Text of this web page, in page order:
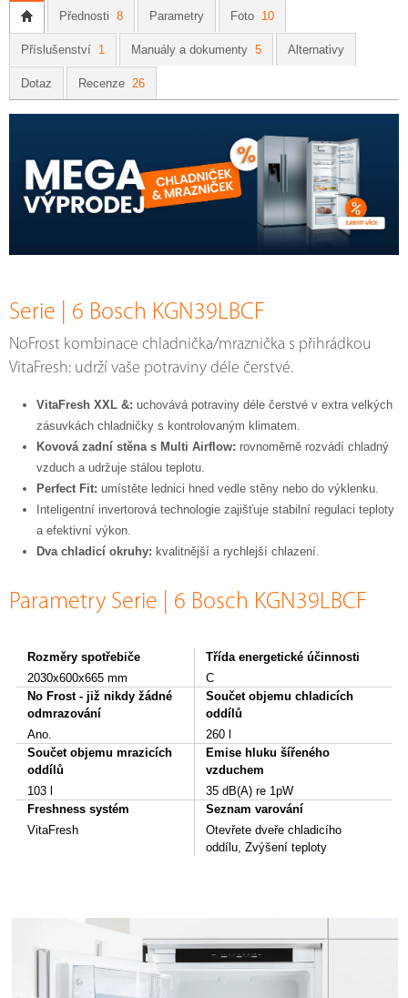
Přednosti 8 Parametry Foto 10
Příslušenství 1 Manuály a dokumenty 5 Alternativy
Dotaz Recenze 26
Serie | 6 Bosch KGN39LBCF
NoFrost kombinace chladnička/mraznička s přihrádkou
VitaFresh: udrží vaše potraviny déle čerstvé.
VitaFresh XXL &: uchovává potraviny déle čerstvé v extra velkých
zásuvkách chladničky s kontrolovaným klimatem.
Kovová zadní stěna s Multi Airflow: rovnoměrně rozvádí chladný
vzduch a udržuje stálou teplotu.
Perfect Fit: umístěte lednici hned vedle stěny nebo do výklenku.
Inteligentní invertorová technologie zajišťuje stabilní regulaci teploty
a efektivní výkon.
Dva chladicí okruhy: kvalitnější a rychlejší chlazení.
Parametry Serie | 6 Bosch KGN39LBCF
Rozměry spotřebiče
2030x600x665 mm
Třída energetické účinnosti
C
No Frost - již nikdy žádné
odmrazování
Ano.
Součet objemu chladicích
oddílů
260 l
Součet objemu mrazicích
oddílů
103 l
Emise hluku šířeného
vzduchem
35 dB(A) re 1pW
Freshness systém
VitaFresh
Seznam varování
Otevřete dveře chladicího
oddílu, Zvýšení teploty